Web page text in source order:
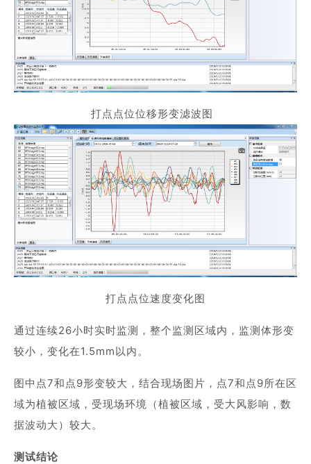
打点点位位移形变滤波图
打点点位速度变化图
通过连续26小时实时监测，整个监测区域内，监测体形变
较小，变化在1.5mm以内。
图中点7和点9形变较大，结合现场图片，点7和点9所在区
域为植被区域，受现场环境（植被区域，受大风影响，数
据波动大）较大。
测试结论